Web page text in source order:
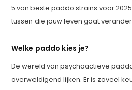
5 van beste paddo strains voor
tussen die jouw leven gaat
Welke paddo kies je?
De wereld van psychoactieve
overweldigend lijken. Er is zoveel